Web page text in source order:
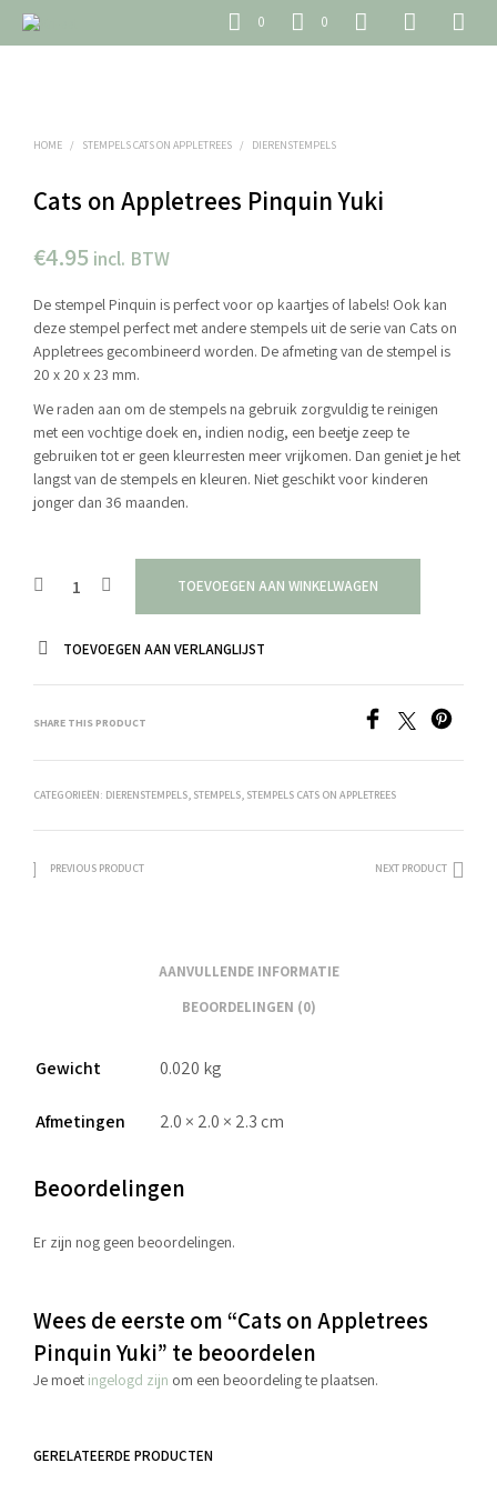
0 0
HOME / STEMPELS CATS ON APPLETREES / DIERENSTEMPELS
Cats on Appletrees Pinquin Yuki
€4.95 incl. BTW
De stempel Pinquin is perfect voor op kaartjes of labels! Ook kan
deze stempel perfect met andere stempels uit de serie van Cats on
Appletrees gecombineerd worden. De afmeting van de stempel is
20 x 20 x 23 mm.
We raden aan om de stempels na gebruik zorgvuldig te reinigen
met een vochtige doek en, indien nodig, een beetje zeep te
gebruiken tot er geen kleurresten meer vrijkomen. Dan geniet je het
langst van de stempels en kleuren. Niet geschikt voor kinderen
jonger dan 36 maanden.
TOEVOEGEN AAN WINKELWAGEN
TOEVOEGEN AAN VERLANGLIJST
SHARE THIS PRODUCT
CATEGORIEËN: DIERENSTEMPELS, STEMPELS, STEMPELS CATS ON APPLETREES
PREVIOUS PRODUCT NEXT PRODUCT
AANVULLENDE INFORMATIE
BEOORDELINGEN (0)
Gewicht 0.020 kg
Afmetingen 2.0 × 2.0 × 2.3 cm
Beoordelingen
Er zijn nog geen beoordelingen.
Wees de eerste om “Cats on Appletrees
Pinquin Yuki” te beoordelen
Je moet ingelogd zijn om een beoordeling te plaatsen.
GERELATEERDE PRODUCTEN